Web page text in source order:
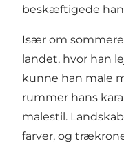
beskæftigede
Især om
landet, hvor han
kunne han male
rummer hans
malestil.
farver, og